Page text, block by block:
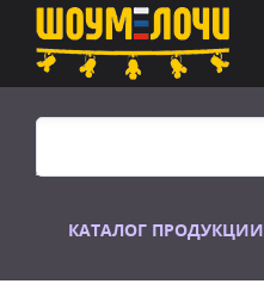
КАТАЛОГ ПРОДУКЦИИ